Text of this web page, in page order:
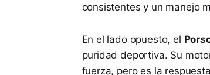
consistentes y un manejo
En el lado opuesto, el
puridad deportiva. Su
fuerza, pero es la